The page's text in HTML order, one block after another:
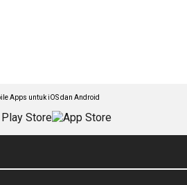
Apps untuk iOS dan Android